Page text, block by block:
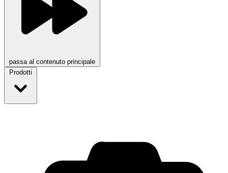
passa al contenuto principale
Prodotti